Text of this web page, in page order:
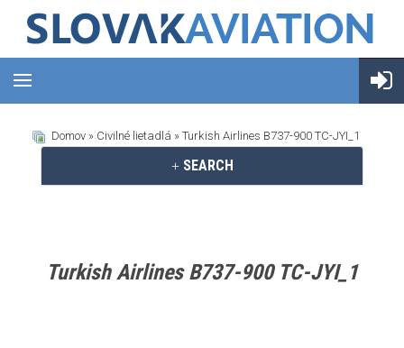
Domov » Civilné lietadlá » Turkish Airlines B737-900 TC-JYI_1
SEARCH
Turkish Airlines B737-900 TC-JYI_1